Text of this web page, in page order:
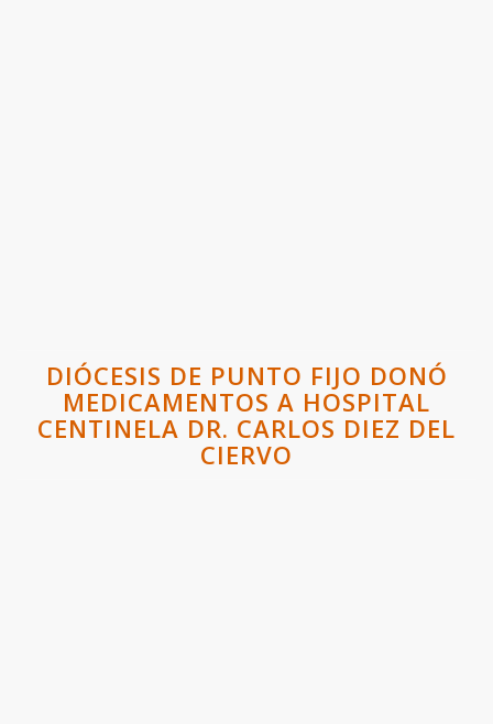
DIÓCESIS DE PUNTO FIJO DONÓ
MEDICAMENTOS A HOSPITAL
CENTINELA DR. CARLOS DIEZ DEL
CIERVO